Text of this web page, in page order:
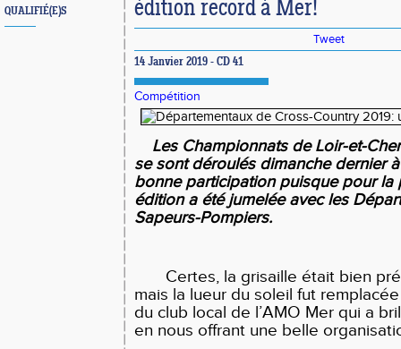
QUALIFIÉ(E)S
édition record à Mer!
Tweet
14 Janvier 2019 - CD 41
Compétition
Les Championnats de Loir-et-
se sont déroulés dimanche dernier
bonne participation puisque pour la
édition a été jumelée avec les
Sapeurs-Pompiers.
Certes, la grisaille était bien
mais la lueur du soleil fut
du club local de l’AMO Mer qui a
en nous offrant une belle